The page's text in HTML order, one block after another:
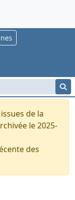
de la
le 2025-
des